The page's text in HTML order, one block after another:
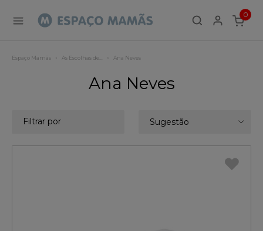
0
ITEMS
Espaço Mamãs As Escolhas de… Ana Neves
Ana Neves
Sugestão
Filtrar por